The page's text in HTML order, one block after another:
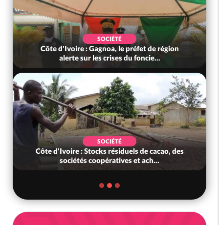
SOCIÉTÉ
Côte d'Ivoire : Gagnoa, le préfet de région
alerte sur les crises du foncie...
SOCIÉTÉ
Côte d'Ivoire : Stocks résiduels de cacao, des
sociétés coopératives et ach...